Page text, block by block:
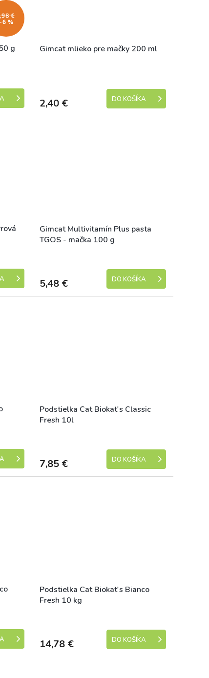
€
%
g Gimcat mlieko pre mačky 200 ml
2,40 € DO KOŠÍKA
Gimcat Multivitamín Plus pasta
TGOS - mačka 100 g
5,48 € DO KOŠÍKA
Podstielka Cat Biokat's Classic
Fresh 10l
7,85 € DO KOŠÍKA
Podstielka Cat Biokat's Bianco
Fresh 10 kg
14,78 € DO KOŠÍKA